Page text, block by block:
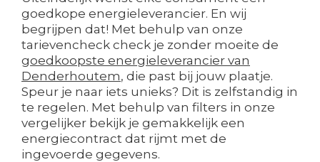
goedkope energieleverancier. En wij
begrijpen dat! Met behulp van onze
tarievencheck check je zonder moeite de
goedkoopste energieleverancier van
Denderhoutem, die past bij jouw plaatje.
Speur je naar iets unieks? Dit is zelfstandig in
te regelen. Met behulp van filters in onze
vergelijker bekijk je gemakkelijk een
energiecontract dat rijmt met de
ingevoerde gegevens.